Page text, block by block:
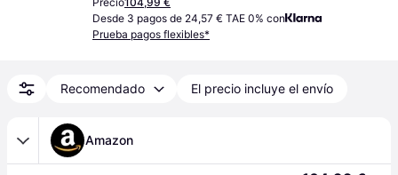
Desde 3 pagos de 24,57 € TAE 0% con
Prueba pagos flexibles*
Recomendado El precio incluye el envío
Amazon